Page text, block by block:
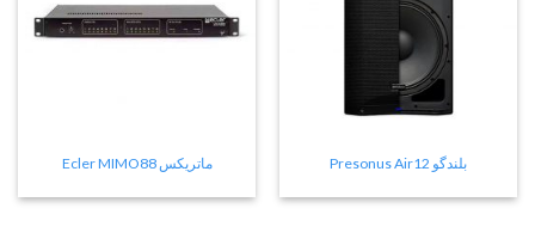
بلندگو Presonus Air12 ماتریکس Ecler MIMO88